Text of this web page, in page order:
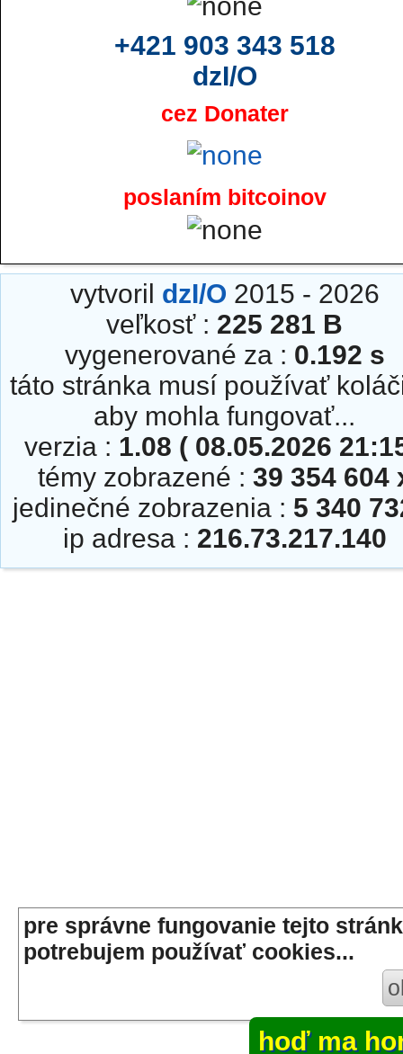
pre správne fungovanie tejto
potrebujem používať cookies...
hoď ma
+421 903 343 518
dzI/O
cez Donater
poslaním bitcoinov
vytvoril dzI/O 2015 - 2026
veľkosť : 225 281 B
vygenerované za : 0.192 s
táto stránka musí používať
aby mohla fungovať...
verzia : 1.08 ( 08.05.2026
témy zobrazené : 39 354 604
jedinečné zobrazenia : 5 340
ip adresa : 216.73.217.140